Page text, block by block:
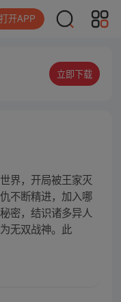
打开APP
立即下载
界，开局被王家灭
不断精进，加入哪
密，结识诸多异人
无双战神。此